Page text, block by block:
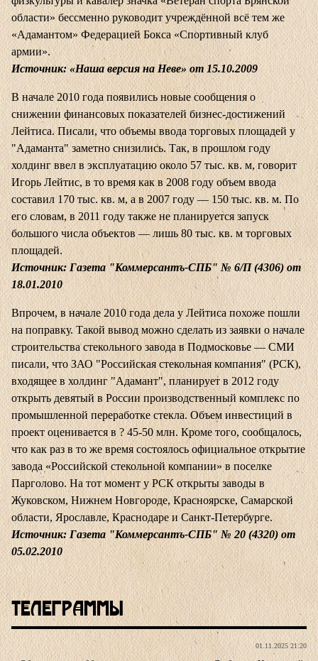
области» бессменно руководит учреждённой всё тем же
«Адамантом» Федерацией Бокса «Спортивный клуб
армии».
Источник: «Наша версия на Неве» от 15.10.2009
В начале 2010 года появились новые сообщения о
снижении финансовых показателей бизнес-достижений
Лейтиса. Писали, что объемы ввода торговых площадей у
"Адаманта" заметно снизились. Так, в прошлом году
холдинг ввел в эксплуатацию около 57 тыс. кв. м, говорит
Игорь Лейтис, в то время как в 2008 году объем ввода
составил 170 тыс. кв. м, а в 2007 году — 150 тыс. кв. м. По
его словам, в 2011 году также не планируется запуск
большого числа объектов — лишь 80 тыс. кв. м торговых
площадей.
Источник: Газета "Коммерсантъ-СПБ" № 6/П (4306) от
18.01.2010
Впрочем, в начале 2010 года дела у Лейтиса похоже пошли
на поправку. Такой вывод можно сделать из заявки о начале
строительства стекольного завода в Подмосковье — СМИ
писали, что ЗАО "Российская стекольная компания" (РСК),
входящее в холдинг "Адамант", планирует в 2012 году
открыть девятый в России производственный комплекс по
промышленной переработке стекла. Объем инвестиций в
проект оценивается в ? 45-50 млн. Кроме того, сообщалось,
что как раз в то же время состоялось официальное открытие
завода «Российской стекольной компании» в поселке
Парголово. На тот момент у РСК открыты заводы в
Жуковском, Нижнем Новгороде, Красноярске, Самарской
области, Ярославле, Краснодаре и Санкт-Петербурге.
Источник: Газета "Коммерсантъ-СПБ" № 20 (4320) от
05.02.2010
Телеграммы
01.11.2025 21:20